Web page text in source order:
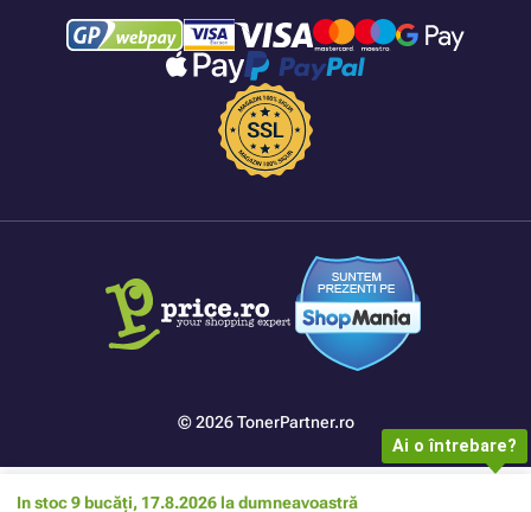
In stoc 9 bucăți, 17.8.2026 la dumneavoastră
© 2026 TonerPartner.ro
Ai o întrebare?